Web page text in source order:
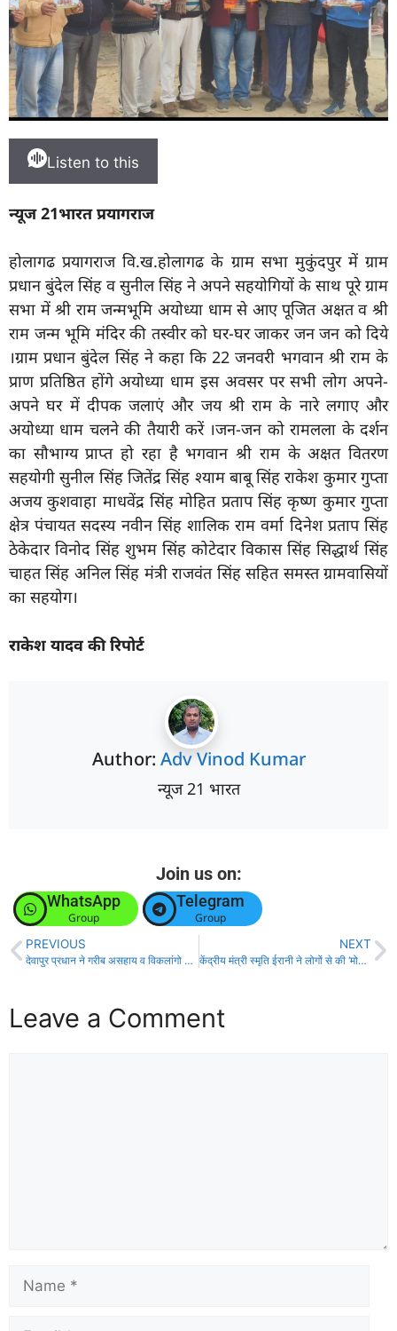
Listen to this
न्यूज 21भारत प्रयागराज
होलागढ प्रयागराजवि.ख.होलागढ के ग्राम सभा मुकुंदपुर में ग्राम
प्रधान बुंदेल सिंह व सुनील सिंह ने अपने सहयोगियों के साथ पूरे ग्राम
सभा में श्री राम जन्मभूमि अयोध्या धाम से आए पूजित अक्षत व श्री
राम जन्म भूमि मंदिर की तस्वीर को घर-घर जाकर जन जन को दिये
।ग्राम प्रधान बुंदेल सिंह ने कहा कि 22 जनवरी भगवान श्री राम के
प्राण प्रतिष्ठित होंगे अयोध्या धाम इस अवसर पर सभी लोग अपने-
अपने घर में दीपक जलाएं और जय श्री राम के नारे लगाए और
अयोध्या धाम चलने की तैयारी करें ।जन-जन को रामलला के दर्शन
का सौभाग्य प्राप्त हो रहा है भगवान श्री राम के अक्षत वितरण
सहयोगी सुनील सिंह जितेंद्र सिंह श्याम बाबू सिंह राकेश कुमार गुप्ता
अजय कुशवाहा माधवेंद्र सिंह मोहित प्रताप सिंह कृष्ण कुमार गुप्ता
क्षेत्र पंचायत सदस्य नवीन सिंह शालिक राम वर्मा दिनेश प्रताप सिंह
ठेकेदार विनोद सिंह शुभम सिंह कोटेदार विकास सिंह सिद्धार्थ सिंह
चाहत सिंह अनिल सिंह मंत्री राजवंत सिंह सहित समस्त ग्रामवासियों
का सहयोग।
राकेश यादव की रिपोर्ट
Author: Adv Vinod Kumar
न्यूज 21 भारत
Join us on:
WhatsApp
Group
Telegram
Group
PREVIOUS
देवापुर प्रधान ने गरीब असहाय व विकलांगो को वितरित किया कंबल
NEXT
केंद्रीय मंत्री स्मृति ईरानी ने लोगों से की ‘मोदी की गारंटी वाली गाड़ी’ पर बात
Leave a Comment